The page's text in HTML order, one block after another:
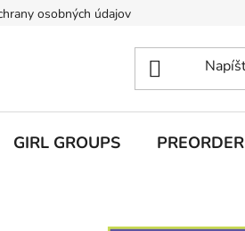
osobných údajov
GIRL GROUPS PREORDER